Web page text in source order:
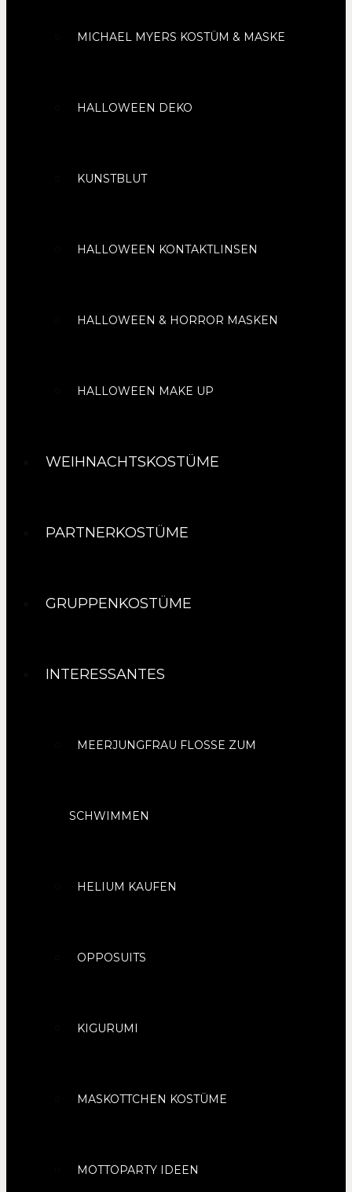
MICHAEL MYERS KOSTÜM & MASKE
HALLOWEEN DEKO
KUNSTBLUT
HALLOWEEN KONTAKTLINSEN
HALLOWEEN & HORROR MASKEN
HALLOWEEN MAKE UP
WEIHNACHTSKOSTÜME
PARTNERKOSTÜME
GRUPPENKOSTÜME
INTERESSANTES
MEERJUNGFRAU FLOSSE ZUM
SCHWIMMEN
HELIUM KAUFEN
OPPOSUITS
KIGURUMI
MASKOTTCHEN KOSTÜME
MOTTOPARTY IDEEN